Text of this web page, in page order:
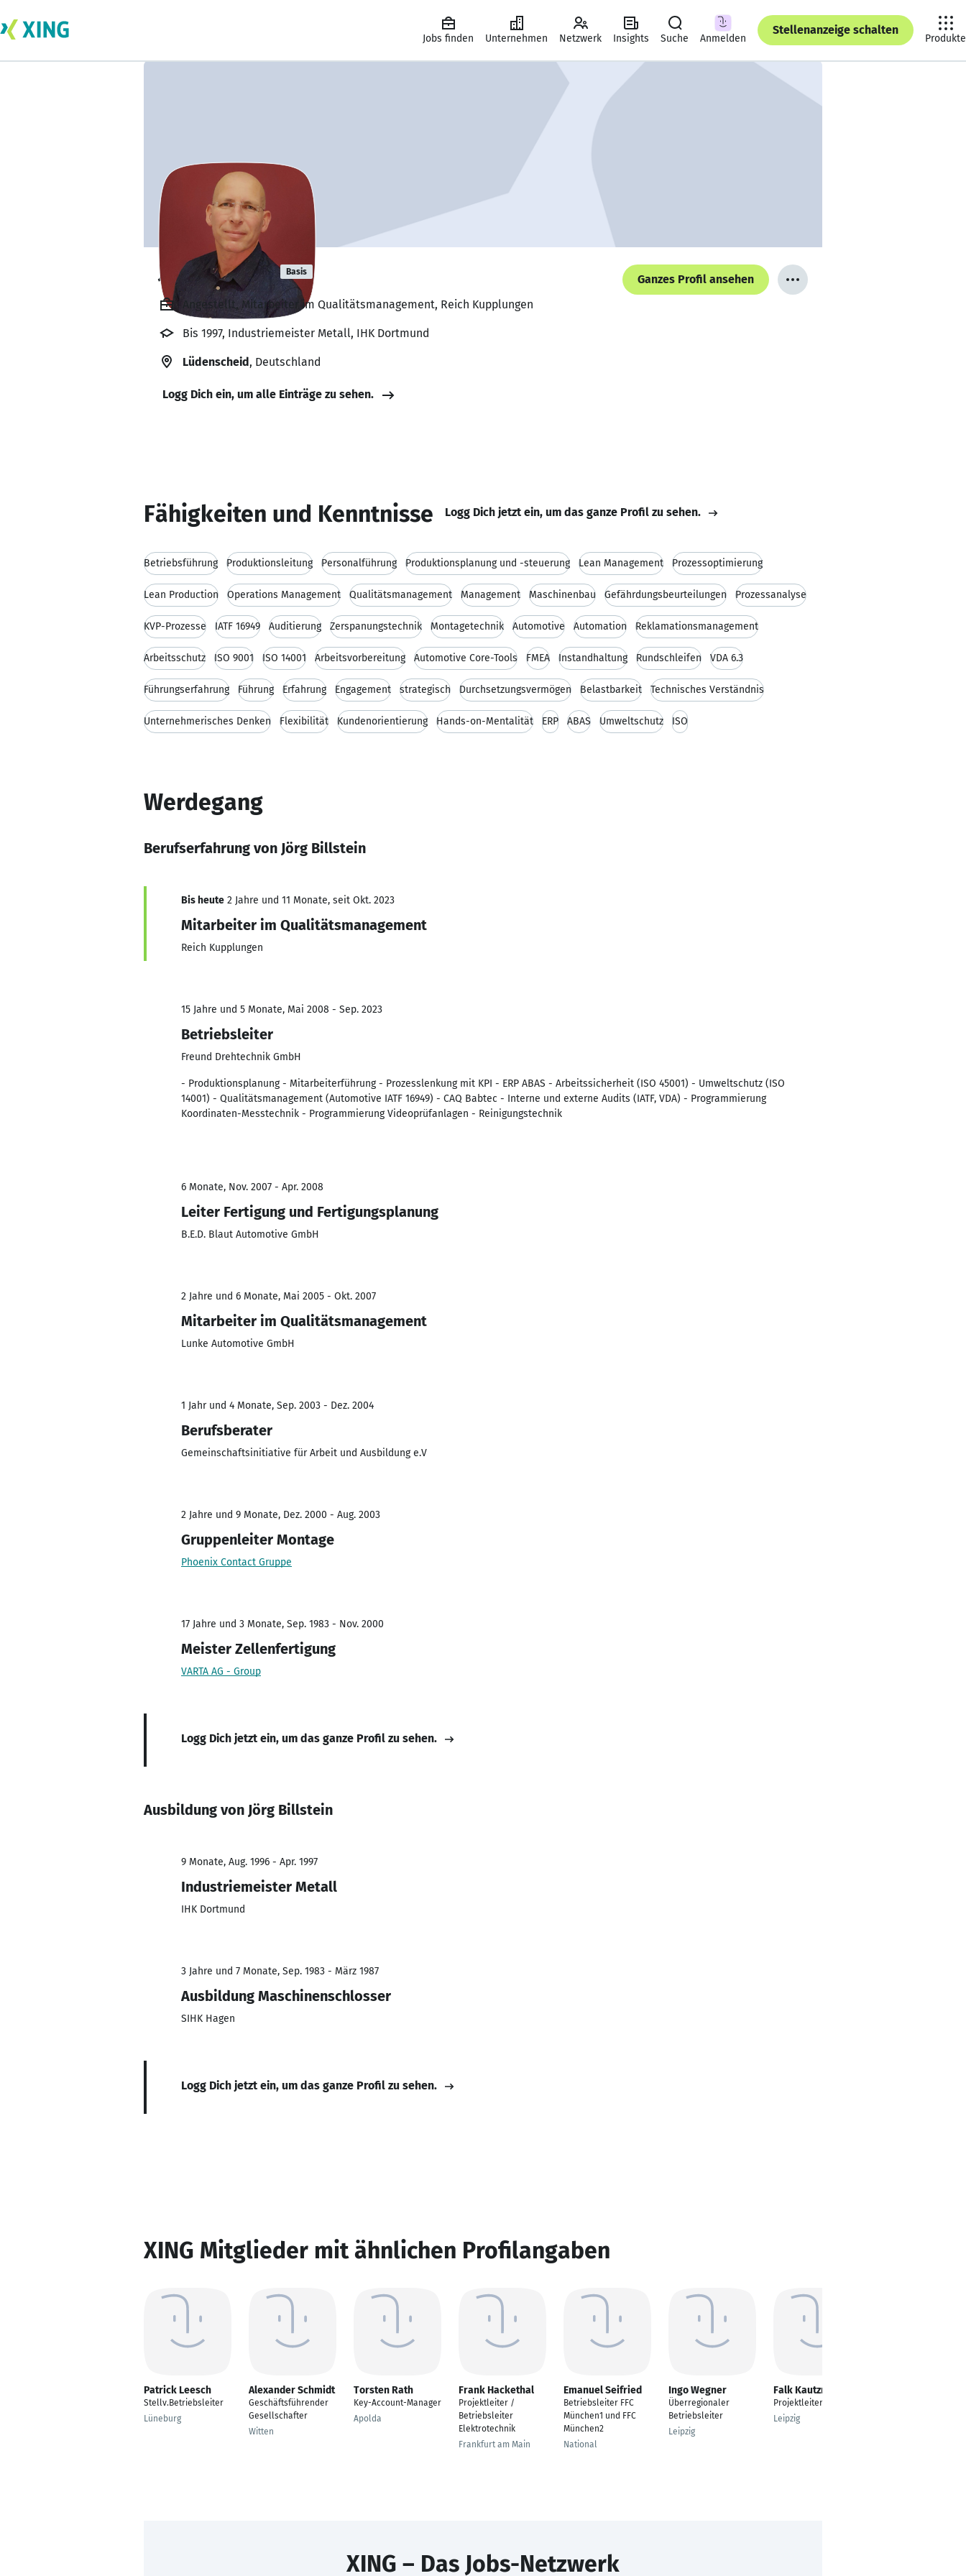
Jobs finden Unternehmen Netzwerk Insights Suche Anmelden
Stellenanzeige schalten
Produkte
Jörg Billstein Basis
Ganzes Profil ansehen
Angestellt, Mitarbeiter im Qualitätsmanagement, Reich Kupplungen
Bis 1997, Industriemeister Metall, IHK Dortmund
Lüdenscheid, Deutschland
Logg Dich ein, um alle Einträge zu sehen.
Fähigkeiten und Kenntnisse Logg Dich jetzt ein, um das ganze Profil zu sehen.
Betriebsführung Produktionsleitung Personalführung Produktionsplanung und -steuerung Lean Management Prozessoptimierung
Lean Production Operations Management Qualitätsmanagement Management Maschinenbau Gefährdungsbeurteilungen Prozessanalyse
KVP-Prozesse IATF 16949 Auditierung Zerspanungstechnik Montagetechnik Automotive Automation Reklamationsmanagement
Arbeitsschutz ISO 9001 ISO 14001 Arbeitsvorbereitung Automotive Core-Tools FMEA Instandhaltung Rundschleifen VDA 6.3
Führungserfahrung Führung Erfahrung Engagement strategisch Durchsetzungsvermögen Belastbarkeit Technisches Verständnis
Unternehmerisches Denken Flexibilität Kundenorientierung Hands-on-Mentalität ERP ABAS Umweltschutz ISO
Werdegang
Berufserfahrung von Jörg Billstein
Bis heute 2 Jahre und 11 Monate, seit Okt. 2023
Mitarbeiter im Qualitätsmanagement
Reich Kupplungen
15 Jahre und 5 Monate, Mai 2008 - Sep. 2023
Betriebsleiter
Freund Drehtechnik GmbH
- Produktionsplanung - Mitarbeiterführung - Prozesslenkung mit KPI - ERP ABAS - Arbeitssicherheit (ISO 45001) - Umweltschutz (ISO
14001) - Qualitätsmanagement (Automotive IATF 16949) - CAQ Babtec - Interne und externe Audits (IATF, VDA) - Programmierung
Koordinaten-Messtechnik - Programmierung Videoprüfanlagen - Reinigungstechnik
6 Monate, Nov. 2007 - Apr. 2008
Leiter Fertigung und Fertigungsplanung
B.E.D. Blaut Automotive GmbH
2 Jahre und 6 Monate, Mai 2005 - Okt. 2007
Mitarbeiter im Qualitätsmanagement
Lunke Automotive GmbH
1 Jahr und 4 Monate, Sep. 2003 - Dez. 2004
Berufsberater
Gemeinschaftsinitiative für Arbeit und Ausbildung e.V
2 Jahre und 9 Monate, Dez. 2000 - Aug. 2003
Gruppenleiter Montage
Phoenix Contact Gruppe
17 Jahre und 3 Monate, Sep. 1983 - Nov. 2000
Meister Zellenfertigung
VARTA AG - Group
Logg Dich jetzt ein, um das ganze Profil zu sehen.
Ausbildung von Jörg Billstein
9 Monate, Aug. 1996 - Apr. 1997
Industriemeister Metall
IHK Dortmund
3 Jahre und 7 Monate, Sep. 1983 - März 1987
Ausbildung Maschinenschlosser
SIHK Hagen
Logg Dich jetzt ein, um das ganze Profil zu sehen.
XING Mitglieder mit ähnlichen Profilangaben
Patrick Leesch
Stellv.Betriebsleiter
Lüneburg
Alexander Schmidt
Geschäftsführender
Gesellschafter
Witten
Torsten Rath
Key-Account-Manager
Apolda
Frank Hackethal
Projektleiter /
Betriebsleiter
Elektrotechnik
Frankfurt am Main
Emanuel Seifried
Betriebsleiter FFC
München1 und FFC
München2
National
Ingo Wegner
Überregionaler
Betriebsleiter
Leipzig
Falk Kautzner
Projektleiter
Leipzig
XING – Das Jobs-Netzwerk